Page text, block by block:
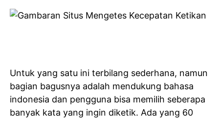
Untuk yang satu ini terbilang sederhana, namun
bagian bagusnya adalah mendukung bahasa
indonesia dan pengguna bisa memilih seberapa
banyak kata yang ingin diketik. Ada yang 60